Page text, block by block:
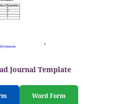
Journal Template
Word Form